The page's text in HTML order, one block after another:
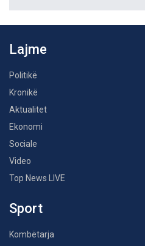
Lajme
Politikë
Kronikë
Aktualitet
Ekonomi
Sociale
Video
Top News LIVE
Sport
Kombëtarja